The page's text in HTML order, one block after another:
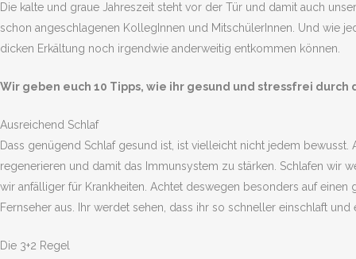
Die kalte und graue Jahreszeit steht vor der Tür und damit auch
schon angeschlagenen KollegInnen und MitschülerInnen. Und wie
dicken Erkältung noch irgendwie anderweitig entkommen können.
Wir geben euch 10 Tipps, wie ihr gesund und stressfrei durch
Ausreichend Schlaf
Dass genügend Schlaf gesund ist, ist vielleicht nicht jedem
regenerieren und damit das Immunsystem zu stärken. Schlafen wir
wir anfälliger für Krankheiten. Achtet deswegen besonders auf
Fernseher aus. Ihr werdet sehen, dass ihr so schneller einschlaft
Die 3+2 Regel